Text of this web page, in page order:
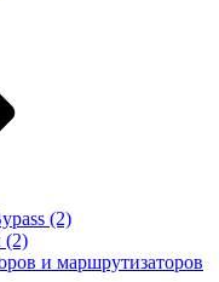
(2)
(2)
и маршрутизаторов